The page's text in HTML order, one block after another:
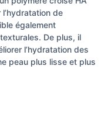
de
également
De plus, il
l’hydratation des
peau plus lisse et plus